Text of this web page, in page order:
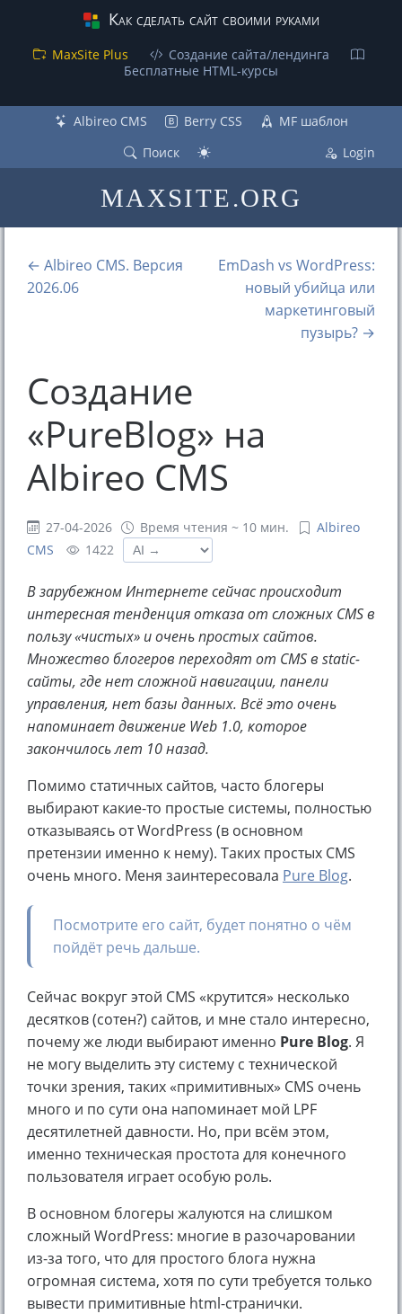
Как сделать сайт своими руками
MaxSite Plus
Создание сайта/лендинга
Бесплатные НТML-курсы
MAXSITE.ORG
Albireo CMS Berry CSS
MF шаблон
Поиск
Login
← Albireo CMS. Версия
2026.06
EmDash vs WordPress:
новый убийца или
маркетинговый
пузырь? →
Создание
«PureBlog» на
Albireo CMS
27-04-2026 Время чтения ~ 10 мин.
Albireo
CMS
1422
В зарубежном Интернете сейчас происходит
интересная тенденция отказа от сложных CMS в
пользу «чистых» и очень простых сайтов.
Множество блогеров переходят от CMS в static-
сайты, где нет сложной навигации, панели
управления, нет базы данных. Всё это очень
напоминает движение Web 1.0, которое
закончилось лет 10 назад.
Помимо статичных сайтов, часто блогеры
выбирают какие-то простые системы, полностью
отказываясь от WordPress (в основном
претензии именно к нему). Таких простых CMS
очень много. Меня заинтересовала Pure Blog.
Посмотрите его сайт, будет понятно о чём
пойдёт речь дальше.
Сейчас вокруг этой CMS «крутится» несколько
десятков (сотен?) сайтов, и мне стало интересно,
почему же люди выбирают именно Pure Blog. Я
не могу выделить эту систему с технической
точки зрения, таких «примитивных» CMS очень
много и по сути она напоминает мой LPF
десятилетней давности. Но, при всём этом,
именно техническая простота для конечного
пользователя играет особую роль.
В основном блогеры жалуются на слишком
сложный WordPress: многие в разочаровании
из-за того, что для простого блога нужна
огромная система, хотя по сути требуется только
вывести примитивные html-странички.